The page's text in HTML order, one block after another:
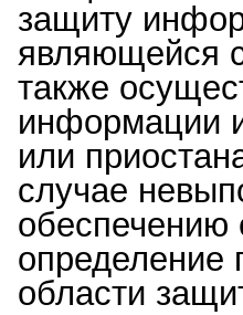
защиту
являющейся
также
информации
или
случае
определение
области